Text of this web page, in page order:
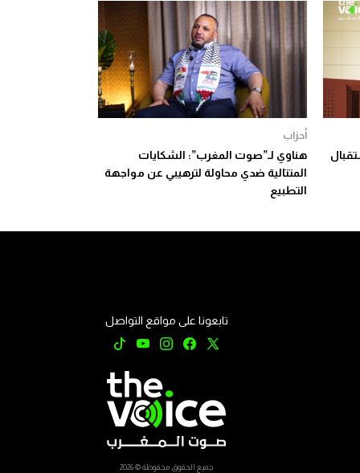
أحزاب
هناوي لـ”صوت المغرب”: الشكايات
المتتالية ضدي محاولة لترهيبي عن مواجهة
التطبيع
تابعونا على مواقع التواصل
جميع الحقوق محفوظة © 2026